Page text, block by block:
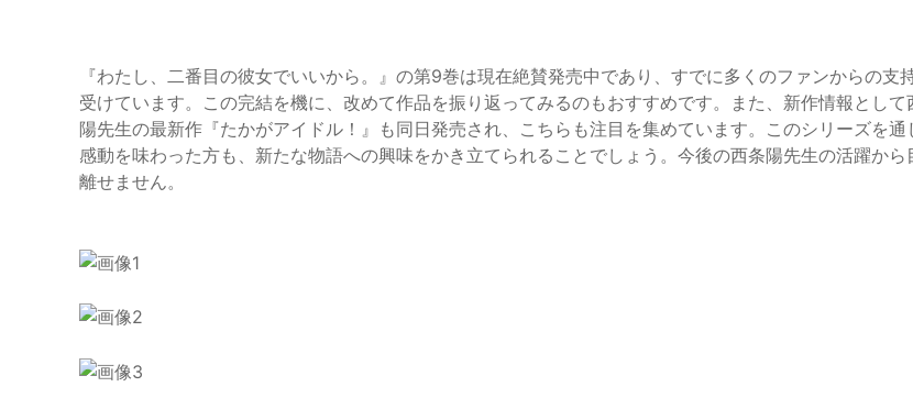
『わたし、二番目の彼女でいいから。』の第9巻は現在絶賛発売中であり、すでに多くのファンからの支
受けています。この完結を機に、改めて作品を振り返ってみるのもおすすめです。また、新作情報として
陽先生の最新作『たかがアイドル！』も同日発売され、こちらも注目を集めています。このシリーズを通
感動を味わった方も、新たな物語への興味をかき立てられることでしょう。今後の西条陽先生の活躍から
離せません。